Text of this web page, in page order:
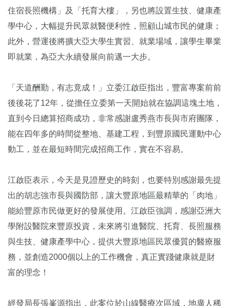
住宿長照機構」及「托育大樓」，另也將設置生技、健康產
學中心，大幅提升民眾就醫便利性，照顧山城市民的健康；
此外，營運後將擴大亞大學生實習、就業場域，讓學生畢業
即就業，為亞大永續發展向前邁一大步。
「天道酬勤，有志竟成！」立委江啟臣指出，豐富專案前前
後後花了12年，從擔任立委第一天開始就在協調這塊土地，
直到今日總算招商成功，非常感謝盧秀燕市長與市府團隊，
能在四年多的時間從整地、基建工程，到豐原國民運動中心
動工，並在最短時間完成招商工作，實在不容易。
江啟臣表示，今天是見證歷史的時刻，也要特別感謝最先提
出的胡志強市長與國防部，讓大豐原地區最精華的「肉地」
能給豐原市民做更好的發展使用。江啟臣強調，感謝亞洲大
學附設醫院來豐原投資，未來將引進醫院、托育、長照服務
與生技、健康產學中心，提供大豐原地區民眾優質的醫療服
務，並創造2000個以上的工作機會，真正實踐健康就是財
富的理念！
經發局長張峯源指出，此案位於山線醫療次區域，地廣人稀